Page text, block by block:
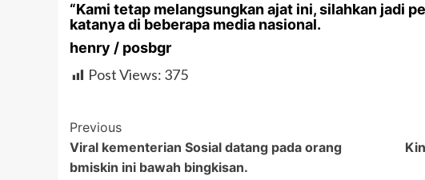
“Kami tetap melangsungkan ajat ini, silahkan jadi
katanya di beberapa media nasional.
henry / posbgr
Post Views: 375
Post
Navigation
Previous
Viral kementerian Sosial datang pada orang
bmiskin ini bawah bingkisan.